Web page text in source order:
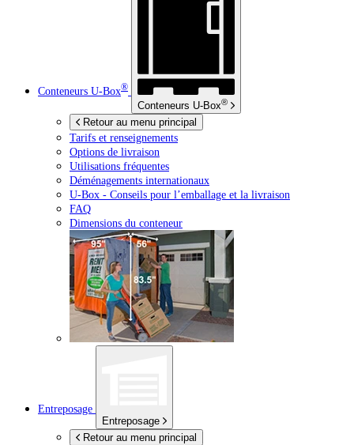
Conteneurs U-Box®
Conteneurs U-Box®
Retour au menu principal
Tarifs et renseignements
Options de livraison
Utilisations fréquentes
Déménagements internationaux
U-Box - Conseils pour l’emballage et la livraison
FAQ
Dimensions du conteneur
Entreposage
Entreposage
Retour au menu principal